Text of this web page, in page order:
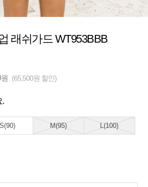
래쉬가드 WT953BBB
원 (65,500원 할인)
.
S(90) M(95) L(100)